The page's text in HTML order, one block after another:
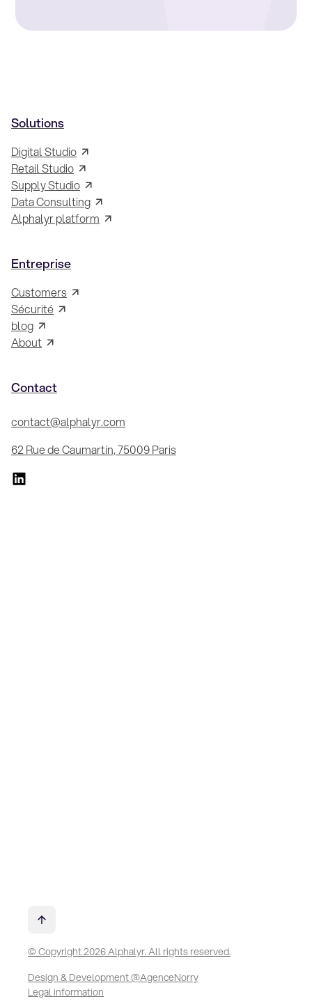
Solutions
Digital Studio
Retail Studio
Supply Studio
Data Consulting
Alphalyr platform
Entreprise
Customers
Sécurité
blog
About
Contact
contact@alphalyr.com
62 Rue de Caumartin, 75009 Paris
© Copyright 2026 Alphalyr. All rights reserved.
Design & Development @AgenceNorry
Legal information